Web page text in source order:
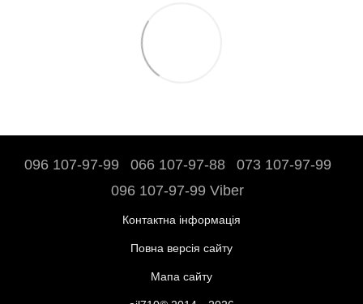
096 107-97-99 066 107-97-88
073 107-97-99
096 107-97-99 Viber
Контактна інформація
Повна версія сайту
Мапа сайту